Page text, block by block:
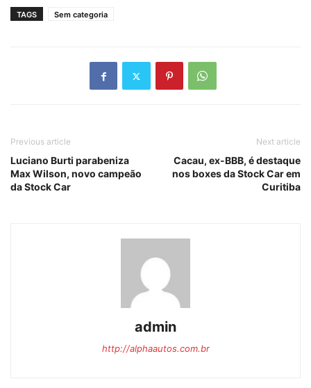
TAGS Sem categoria
Previous article
Luciano Burti parabeniza
Max Wilson, novo campeão
da Stock Car
Next article
Cacau, ex-BBB, é destaque
nos boxes da Stock Car em
Curitiba
admin
http://alphaautos.com.br